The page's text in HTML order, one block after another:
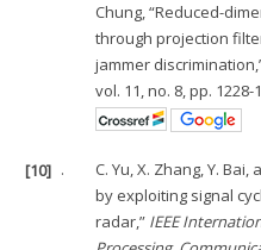
Chung, “Reduced-
through projection
jammer
vol. 11, no. 8, pp. 1228-
[10] .
C. Yu, X. Zhang, Y.
by exploiting signal
radar,” IEEE